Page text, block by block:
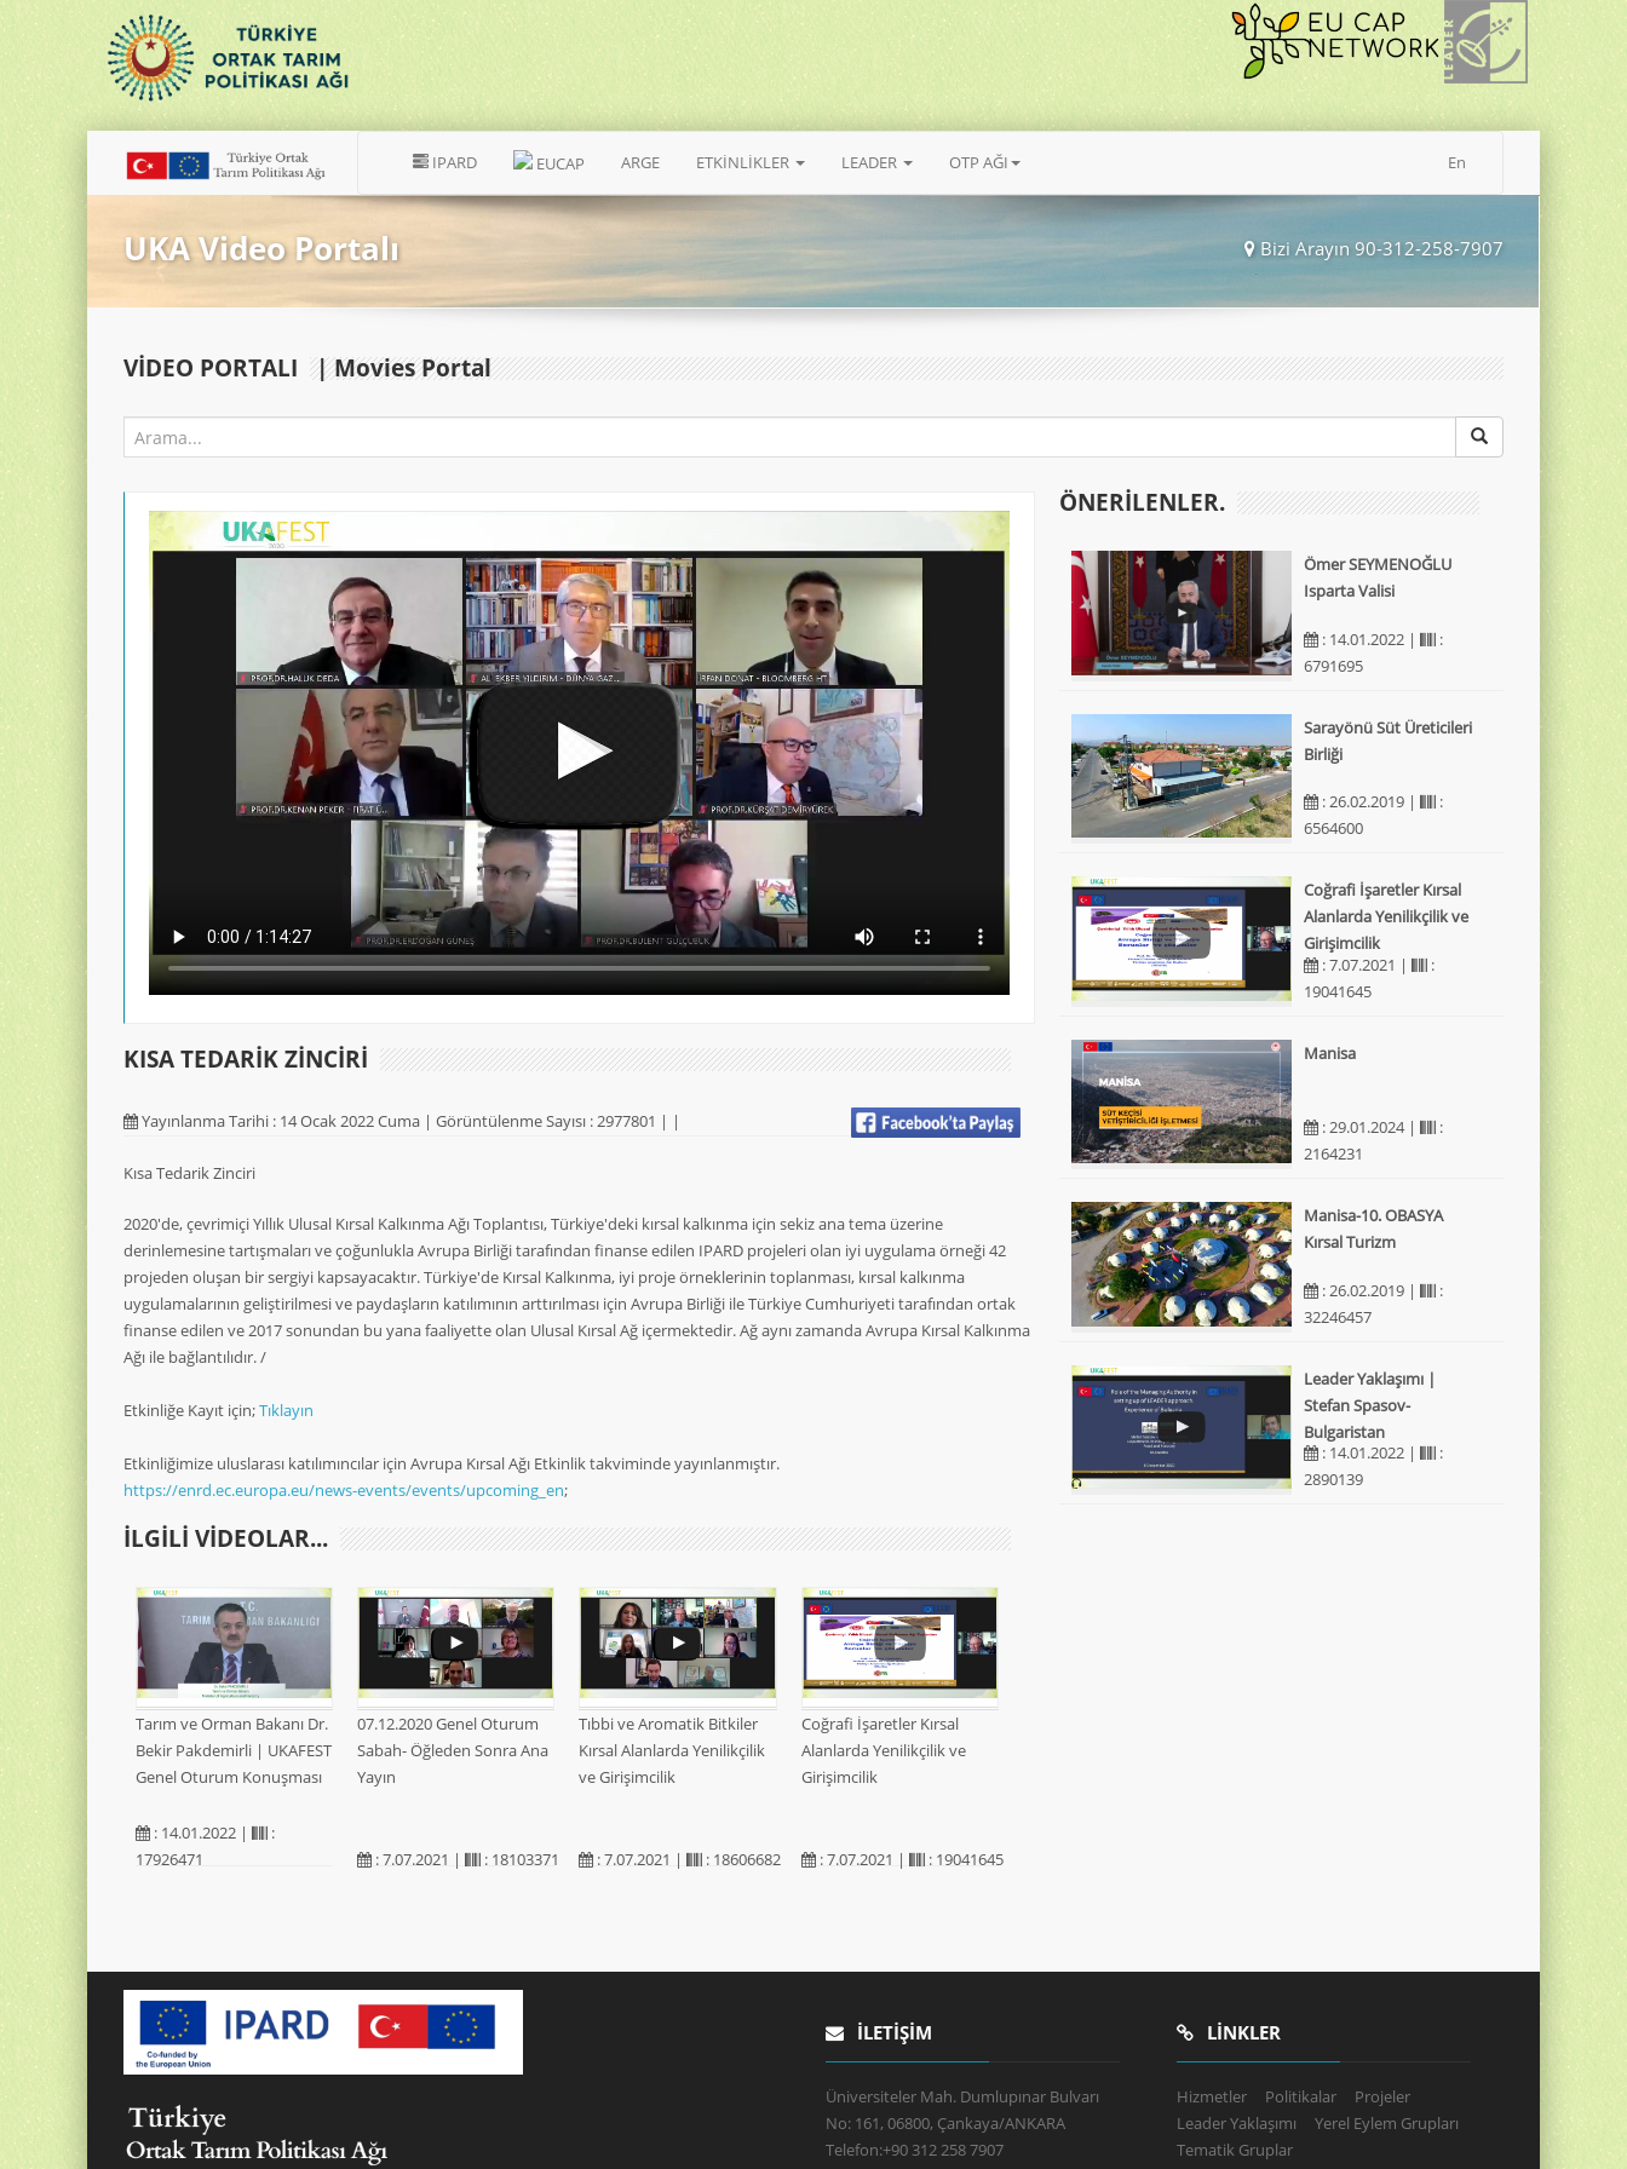
IPARD EUCAP ARGE ETKİNLİKLER LEADER OTP AĞI En
UKA Video Portalı Bizi Arayın 90-312-258-7907
VIDEO PORTALI | Movies Portal
KISA TEDARIK ZINCIRI
Yayınlanma Tarihi : 14 Ocak 2022 Cuma | Görüntülenme Sayısı : 2977801 | |
Kısa Tedarik Zinciri
2020'de, çevrimiçi Yıllık Ulusal Kırsal Kalkınma Ağı Toplantısı, Türkiye'deki kırsal kalkınma için sekiz ana tema üzerine
derinlemesine tartışmaları ve çoğunlukla Avrupa Birliği tarafından finanse edilen IPARD projeleri olan iyi uygulama örneği 42
projeden oluşan bir sergiyi kapsayacaktır. Türkiye'de Kırsal Kalkınma, iyi proje örneklerinin toplanması, kırsal kalkınma
uygulamalarının geliştirilmesi ve paydaşların katılımının arttırılması için Avrupa Birliği ile Türkiye Cumhuriyeti tarafından ortak
finanse edilen ve 2017 sonundan bu yana faaliyette olan Ulusal Kırsal Ağ içermektedir. Ağ aynı zamanda Avrupa Kırsal Kalkınma
Ağı ile bağlantılıdır. /
Etkinliğe Kayıt için;Tıklayın
Etkinliğimize uluslarası katılımıncılar için Avrupa Kırsal Ağı Etkinlik takviminde yayınlanmıştır.
https://enrd.ec.europa.eu/news-events/events/upcoming_en;
ILGILI VIDEOLAR...
Tarım ve Orman Bakanı Dr.
Bekir Pakdemirli | UKAFEST
Genel Oturum Konuşması
: 14.01.2022 |
:
17926471
07.12.2020 Genel Oturum
Sabah- Öğleden Sonra Ana
Yayın
: 7.07.2021 | : 18103371
Tıbbi ve Aromatik Bitkiler
Kırsal Alanlarda Yenilikçilik
ve Girişimcilik
: 7.07.2021 | : 18606682
Coğrafi İşaretler Kırsal
Alanlarda Yenilikçilik ve
Girişimcilik
: 7.07.2021 | : 19041645
ÖNERILENLER.
Ömer SEYMENOĞLU
Isparta Valisi
: 14.01.2022 |
:
6791695
Sarayönü Süt Üreticileri
Birliği
: 26.02.2019 |
:
6564600
Coğrafi İşaretler Kırsal
Alanlarda Yenilikçilik ve
Girişimcilik
: 7.07.2021 |
:
19041645
Manisa
: 29.01.2024 |
:
2164231
Manisa-10. OBASYA
Kırsal Turizm
: 26.02.2019 |
:
32246457
Leader Yaklaşımı |
Stefan Spasov-
Bulgaristan
: 14.01.2022 |
:
2890139
İLETIŞIM
Üniversiteler Mah. Dumlupınar Bulvarı
No: 161, 06800, Çankaya/ANKARA
Telefon:+90 312 258 7907
LINKLER
Hizmetler Politikalar
Projeler
Leader Yaklaşımı
Yerel Eylem Grupları
Tematik Gruplar